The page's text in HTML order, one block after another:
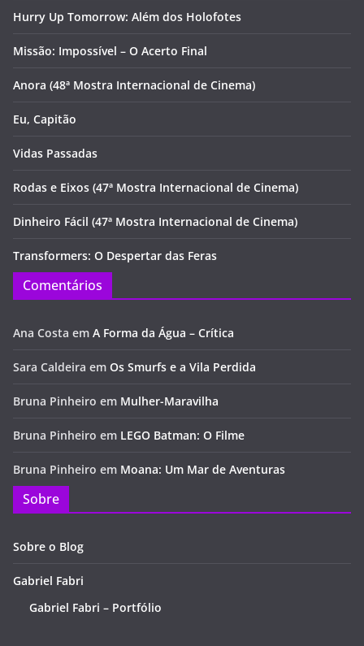
Hurry Up Tomorrow: Além dos Holofotes
Missão: Impossível – O Acerto Final
Anora (48ª Mostra Internacional de Cinema)
Eu, Capitão
Vidas Passadas
Rodas e Eixos (47ª Mostra Internacional de Cinema)
Dinheiro Fácil (47ª Mostra Internacional de Cinema)
Transformers: O Despertar das Feras
Comentários
Ana Costa em A Forma da Água – Crítica
Sara Caldeira em Os Smurfs e a Vila Perdida
Bruna Pinheiro em Mulher-Maravilha
Bruna Pinheiro em LEGO Batman: O Filme
Bruna Pinheiro em Moana: Um Mar de Aventuras
Sobre
Sobre o Blog
Gabriel Fabri
Gabriel Fabri – Portfólio